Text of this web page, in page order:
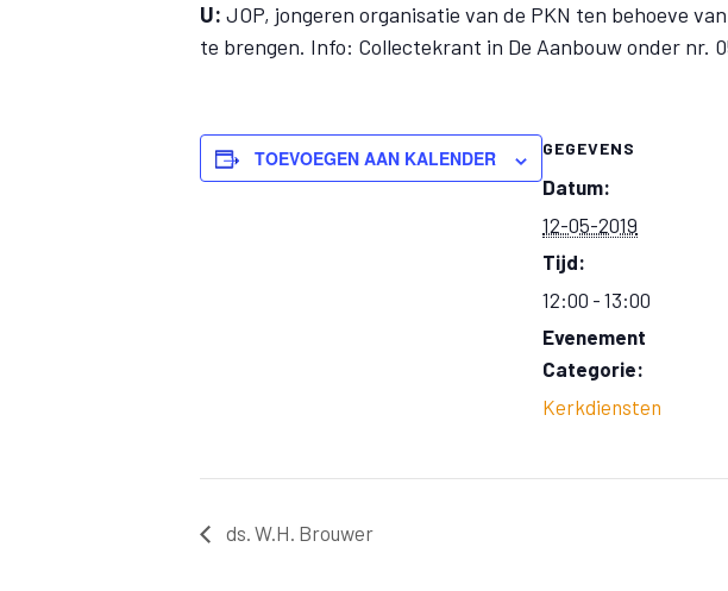
U: JOP, jongeren organisatie van de PKN ten behoeve
te brengen. Info: Collectekrant in De Aanbouw onder nr.
TOEVOEGEN AAN KALENDER GEGEVENS
Datum:
12-05-2019
Tijd:
12:00 - 13:00
Evenement
Categorie:
Kerkdiensten
ds. W.H. Brouwer